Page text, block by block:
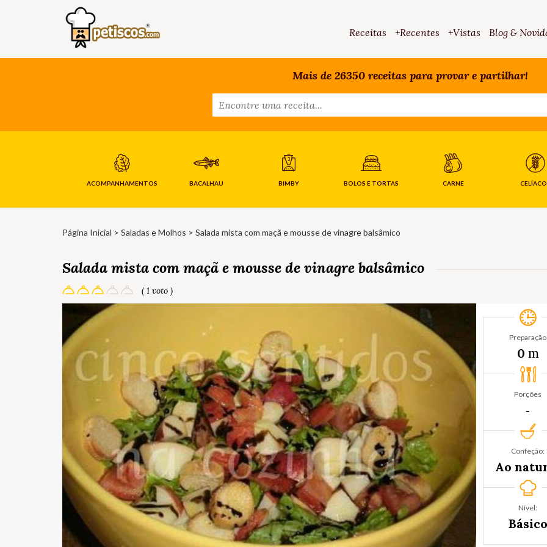
Receitas +Recentes +Vistas Blog &
Mais de 26350 receitas para provar e partilhar!
ACOMPANHAMENTOS BACALHAU BIMBY BOLOS E TORTAS CARNE
Página Inicial > Saladas e Molhos > Salada mista com maçã e mousse de vinagre balsâmico
Salada mista com maçã e mousse de vinagre balsâmico
( 1 voto )
Preparação
0 m
Porções
‐
Confeção:
Ao
Nível:
Básico